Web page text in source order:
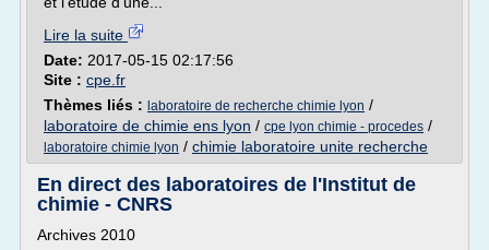
Lire la suite
Date: 2017-05-15 02:17:56
Site : cpe.fr
Thèmes liés : laboratoire de recherche chimie lyon /
laboratoire de chimie ens lyon / cpe lyon chimie - procedes /
laboratoire chimie lyon / chimie laboratoire unite recherche
En direct des laboratoires de l'Institut de
chimie - CNRS
Archives 2010